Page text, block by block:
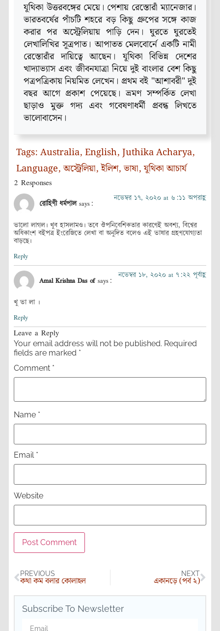
যূথিকা উত্তরবঙ্গের মেয়ে। পেশায় রেস্তোরাঁ ম্যানেজার।
ভারতবর্ষের পাঁচটি শহরে বড় কিছু গ্রুপের সঙ্গে কাজ
করার পর অস্ট্রেলিয়ায় পাড়ি দেন। ঘুরতে ঘুরতেই
লেখালিখির সূত্রপাত। আপাতত মেলবোর্নে একটি নামী
রেস্তোরাঁর দায়িত্বে আছেন। যূথিকা বিভিন্ন দেশের
খাদ্যাভ্যাস এবং জীবনযাত্রা নিয়ে দুই বাংলার বেশ কিছু
পত্রপত্রিকায় নিয়মিত লেখেন। প্রথম বই "আশাবরী" দুই
বছর আগে প্রকাশ পেয়েছে। ভ্রমণ সম্পর্কিত লেখা
ছাড়াও মুক্ত গদ্য এবং গবেষণাধর্মী প্রবন্ধ লিখতে
ভালোবাসেন।
Tags: Australia, English, Juthika Acharya,
Language,অস্ট্রেলিয়া,ইলিশ,ভাষা,যূথিকা আচার্য
2 Responses
রোহিণী ধর্মপাল says:
নভেম্বর ১৭, ২০২০ at ৬:১১ অপরাহ্ণ
ভালো লাগল। খুব হাসলামও। তবে ঔপনিবেশিকতার কারণেই অবশ্য, বিশ্বের
অধিকাংশ বইপত্র ইংরেজিতে লেখা বা অনুদিত বলেও এই ভাষার গ্রহণযোগ্যতা
বাড়ছে।
Reply
Amal Krishna Das of says:
নভেম্বর ১৮, ২০২০ at ৭:২২ পূর্বাহ্ণ
খু ভা লা ।
Reply
Leave a Reply
Your email address will not be published. Required
fields are marked *
Comment *
Name *
Email *
Website
PREVIOUS
কথা কম বলার কোলাহল
NEXT
একানড়ে (পর্ব ২)
Subscribe To Newsletter